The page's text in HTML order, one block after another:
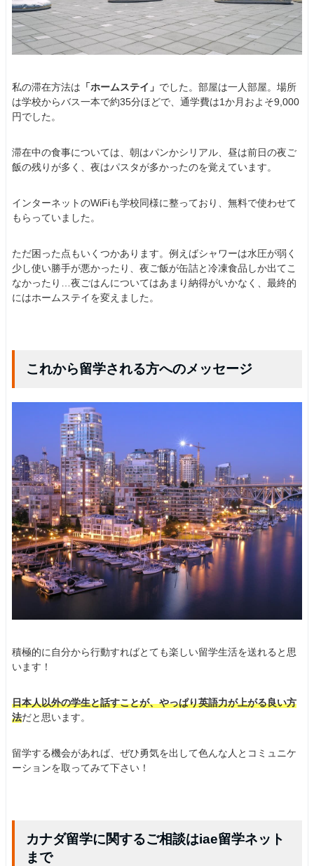
私の滞在方法は 「ホームステイ」 でした。部屋は一人部屋。場所
は学校からバス一本で約35分ほどで、通学費は1か月およそ9,000
円でした。
滞在中の食事については、朝はパンかシリアル、昼は前日の夜ご
飯の残りが多く、夜はパスタが多かったのを覚えています。
インターネットのWiFiも学校同様に整っており、無料で使わせて
もらっていました。
ただ困った点もいくつかあります。例えばシャワーは水圧が弱く
少し使い勝手が悪かったり、夜ご飯が缶詰と冷凍食品しか出てこ
なかったり…夜ごはんについてはあまり納得がいかなく、最終的
にはホームステイを変えました。
これから留学される方へのメッセージ
積極的に自分から行動すればとても楽しい留学生活を送れると思
います！
日本人以外の学生と話すことが、やっぱり英語力が上がる良い方
法だと思います。
留学する機会があれば、ぜひ勇気を出して色んな人とコミュニケ
ーションを取ってみて下さい！
カナダ留学に関するご相談はiae留学ネット
まで